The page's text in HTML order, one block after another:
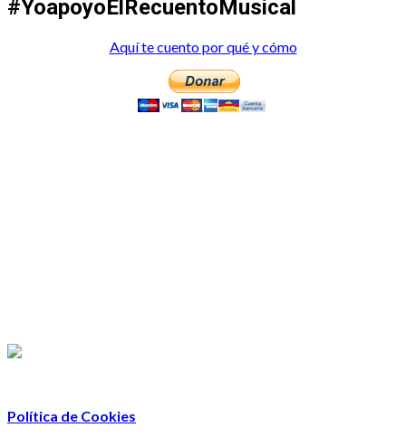
#YoapoyoElRecuentoMusical
Aquí te cuento por qué y cómo
Política de Cookies